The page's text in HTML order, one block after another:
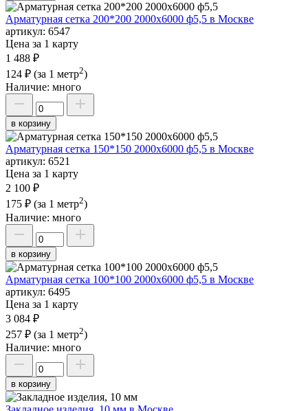
Арматурная сетка 200*200 2000х6000 ф5,5 в Москве
артикул: 6547
Цена за 1 карту
1 488 ₽
124 ₽ (за 1 метр2)
Наличие: много
в корзину
Арматурная сетка 150*150 2000х6000 ф5,5 в Москве
артикул: 6521
Цена за 1 карту
2 100 ₽
175 ₽ (за 1 метр2)
Наличие: много
в корзину
Арматурная сетка 100*100 2000х6000 ф5,5 в Москве
артикул: 6495
Цена за 1 карту
3 084 ₽
257 ₽ (за 1 метр2)
Наличие: много
в корзину